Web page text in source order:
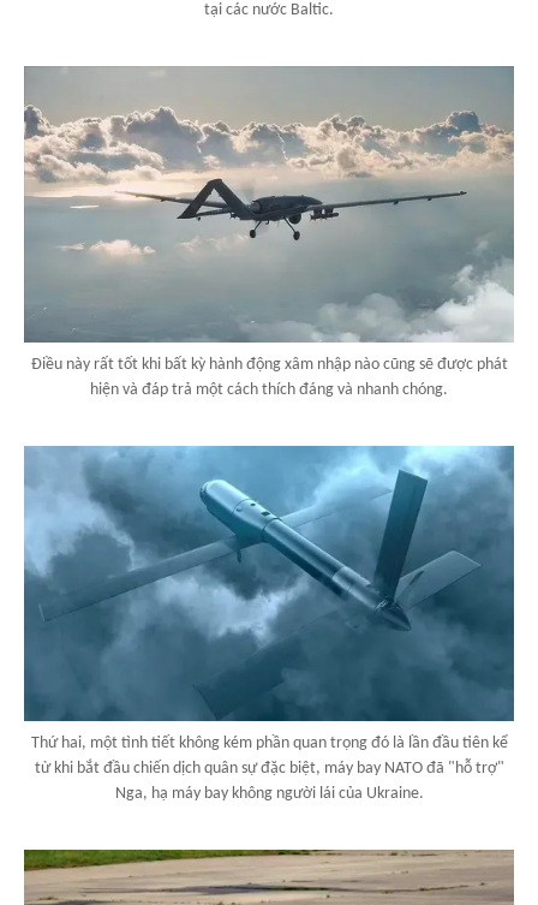
tại các nước Baltic.
Điều này rất tốt khi bất kỳ hành động xâm nhập nào cũng sẽ được phát
hiện và đáp trả một cách thích đáng và nhanh chóng.
Thứ hai, một tình tiết không kém phần quan trọng đó là lần đầu tiên kể
từ khi bắt đầu chiến dịch quân sự đặc biệt, máy bay NATO đã "hỗ trợ"
Nga, hạ máy bay không người lái của Ukraine.